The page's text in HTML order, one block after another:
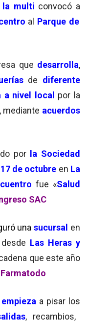
la multi convocó a
al Parque de
que desarrolla,
de diferente
a nivel local por la
mediante acuerdos
por la Sociedad
de octubre en La
fue «Salud
SAC
unasucursal en
desde Las Heras y
que este año
a pisar los
, recambios,